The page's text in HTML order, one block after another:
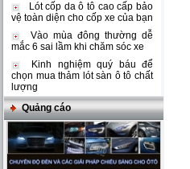
Lót cốp da ô tô cao cấp bảo
vệ toàn diện cho cốp xe của bạn
Vào mùa đông thường dễ
mắc 6 sai lầm khi chăm sóc xe
Kinh nghiệm quý báu để
chọn mua thảm lót sàn ô tô chất
lượng
Quảng cáo